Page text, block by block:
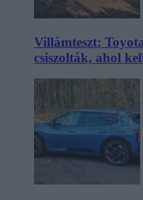
Villámteszt:
csiszolták, ahol